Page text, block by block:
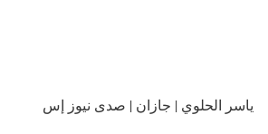
ياسر الحلوي | جازان | صدى نيوز إس